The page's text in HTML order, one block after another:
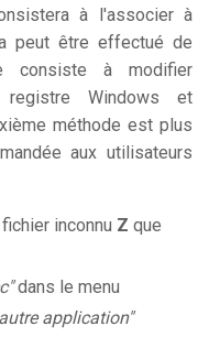
à l'associer à
peut être effectué de
consiste à modifier
Windows et
méthode est plus
aux utilisateurs
inconnu Z que
dans le menu
application"